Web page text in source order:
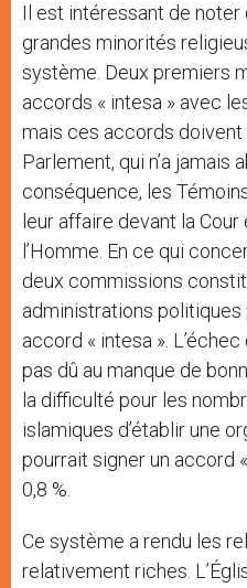
Il est intéressant de noter
grandes minorités
système. Deux premiers
accords « intesa » avec
mais ces accords
Parlement, qui n’a jamais
conséquence, les
leur affaire devant la
l’Homme. En ce qui
deux commissions
administrations politiques
accord « intesa ».
pas dû au manque de
la difficulté pour les
islamiques d’établir une
pourrait signer un accord
0,8 %.
Ce système a rendu les
relativement riches.